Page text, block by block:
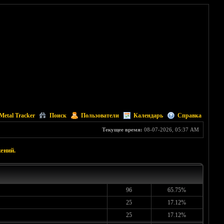
Tracker Поиск Пользователи Календарь Справка
Текущее время: 08-07-2026, 05:37 AM
96
65.75%
25
17.12%
25
17.12%